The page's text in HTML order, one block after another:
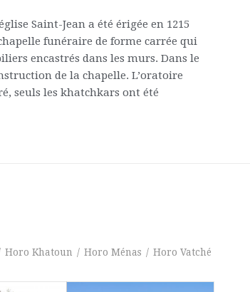
Saint-Jean a été érigée en 1215
funéraire de forme carrée qui
encastrés dans les murs. Dans le
de la chapelle. L’oratoire
seuls les khatchkars ont été
Horo Khatoun / Horo Ménas / Horo Vatché